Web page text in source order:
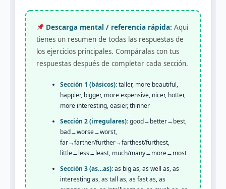
Descarga mental / referencia rápida: Aquí
tienes un resumen de todas las respuestas de
los ejercicios principales. Compáralas con tus
respuestas después de completar cada sección.
Sección 1 (básicos):taller, more beautiful,
happier, bigger, more expensive, nicer, hotter,
more interesting, easier, thinner
Sección 2 (irregulares):good→better→best,
bad→worse→worst,
far→farther/further→farthest/furthest,
little→less→least, much/many→more→most
Sección 3 (as…as):as big as, as well as, as
interesting as, as tall as, as fast as, as